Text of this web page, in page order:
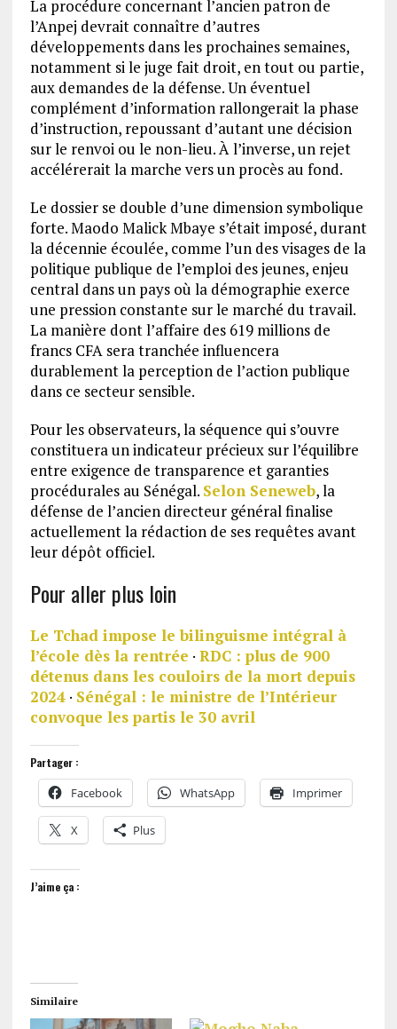
La procédure concernant l’ancien patron de
l’Anpej devrait connaître d’autres
développements dans les prochaines semaines,
notamment si le juge fait droit, en tout ou partie,
aux demandes de la défense. Un éventuel
complément d’information rallongerait la phase
d’instruction, repoussant d’autant une décision
sur le renvoi ou le non-lieu. À l’inverse, un rejet
accélérerait la marche vers un procès au fond.
Le dossier se double d’une dimension symbolique
forte. Maodo Malick Mbaye s’était imposé, durant
la décennie écoulée, comme l’un des visages de la
politique publique de l’emploi des jeunes, enjeu
central dans un pays où la démographie exerce
une pression constante sur le marché du travail.
La manière dont l’affaire des 619 millions de
francs CFA sera tranchée influencera
durablement la perception de l’action publique
dans ce secteur sensible.
Pour les observateurs, la séquence qui s’ouvre
constituera un indicateur précieux sur l’équilibre
entre exigence de transparence et garanties
procédurales au Sénégal. Selon Seneweb, la
défense de l’ancien directeur général finalise
actuellement la rédaction de ses requêtes avant
leur dépôt officiel.
Pour aller plus loin
Le Tchad impose le bilinguisme intégral à
l’école dès la rentrée · RDC : plus de 900
détenus dans les couloirs de la mort depuis
2024· Sénégal : le ministre de l’Intérieur
convoque les partis le 30 avril
Partager :
Facebook WhatsApp Imprimer
X Plus
J’aime ça :
Similaire